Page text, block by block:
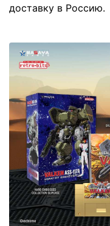
доставку в Россию.